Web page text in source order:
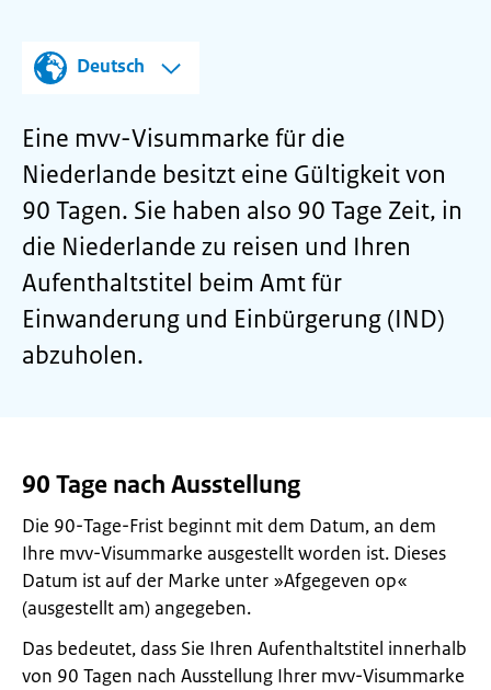
Deutsch
Eine mvv-Visummarke für die
Niederlande besitzt eine Gültigkeit von
90 Tagen. Sie haben also 90 Tage Zeit, in
die Niederlande zu reisen und Ihren
Aufenthaltstitel beim Amt für
Einwanderung und Einbürgerung (IND)
abzuholen.
90 Tage nach Ausstellung
Die 90-Tage-Frist beginnt mit dem Datum, an dem
Ihre mvv-Visummarke ausgestellt worden ist. Dieses
Datum ist auf der Marke unter »Afgegeven op«
(ausgestellt am) angegeben.
Das bedeutet, dass Sie Ihren Aufenthaltstitel innerhalb
von 90 Tagen nach Ausstellung Ihrer mvv-Visummarke